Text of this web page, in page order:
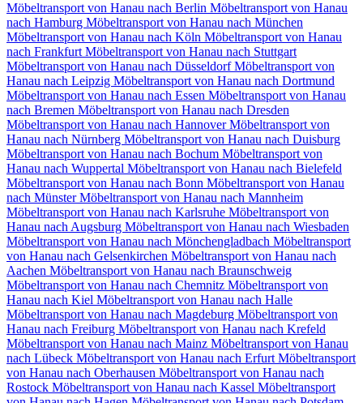
Möbeltransport von Hanau nach Berlin Möbeltransport von Hanau
nach Hamburg Möbeltransport von Hanau nach München
Möbeltransport von Hanau nach Köln Möbeltransport von Hanau
nach Frankfurt Möbeltransport von Hanau nach Stuttgart
Möbeltransport von Hanau nach DüsseldorfMöbeltransport von
Hanau nach Leipzig Möbeltransport von Hanau nach Dortmund
Möbeltransport von Hanau nach Essen Möbeltransport von Hanau
nach Bremen Möbeltransport von Hanau nach Dresden
Möbeltransport von Hanau nach HannoverMöbeltransport von
Hanau nach Nürnberg Möbeltransport von Hanau nach Duisburg
Möbeltransport von Hanau nach Bochum Möbeltransport von
Hanau nach Wuppertal Möbeltransport von Hanau nach Bielefeld
Möbeltransport von Hanau nach Bonn Möbeltransport von Hanau
nach MünsterMöbeltransport von Hanau nach Mannheim
Möbeltransport von Hanau nach Karlsruhe Möbeltransport von
Hanau nach Augsburg Möbeltransport von Hanau nach Wiesbaden
Möbeltransport von Hanau nach Mönchengladbach Möbeltransport
von Hanau nach Gelsenkirchen Möbeltransport von Hanau nach
Aachen Möbeltransport von Hanau nach Braunschweig
Möbeltransport von Hanau nach Chemnitz⁠ Möbeltransport von
Hanau nach Kiel Möbeltransport von Hanau nach Halle
Möbeltransport von Hanau nach Magdeburg Möbeltransport von
Hanau nach Freiburg Möbeltransport von Hanau nach Krefeld
Möbeltransport von Hanau nach Mainz Möbeltransport von Hanau
nach Lübeck Möbeltransport von Hanau nach Erfurt Möbeltransport
von Hanau nach Oberhausen Möbeltransport von Hanau nach
Rostock Möbeltransport von Hanau nach Kassel Möbeltransport